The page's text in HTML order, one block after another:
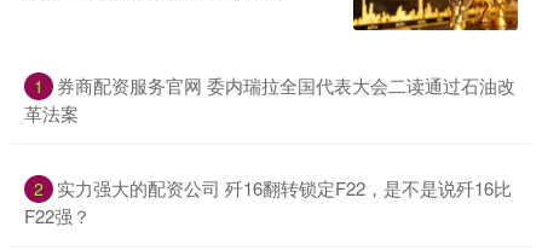
1
券商配资服务官网 委内瑞拉全国代表大会二读通过石油改
革法案
2
实力强大的配资公司 歼16翻转锁定F22，是不是说歼16比
F22强？